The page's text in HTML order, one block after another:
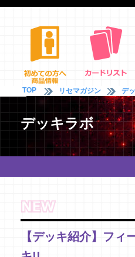
TOP リセマガジン デ
デッキラボ
【デッキ紹介】フ